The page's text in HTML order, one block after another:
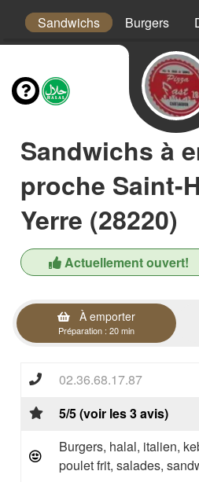
Sandwichs Burgers
Sandwichs à
proche Saint-
Yerre (28220)
Actuellement ouvert!
À emporter
Préparation : 20 min
02.36.68.17.87
5/5 (voir les 3 avis)
Burgers, halal, italien,
poulet frit, salades,